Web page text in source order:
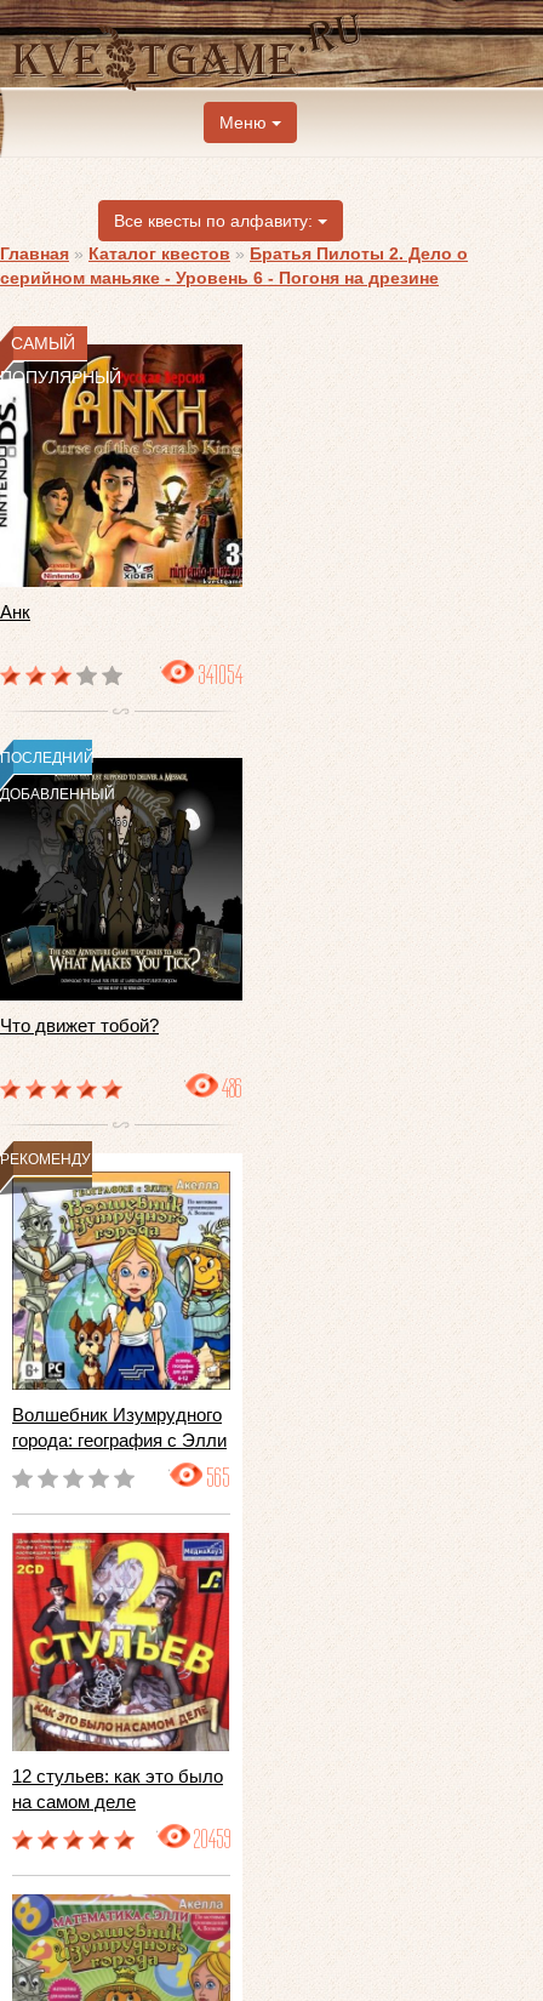
Меню
Все квесты по алфавиту:
Главная » Каталог квестов » Братья Пилоты 2. Дело о
серийном маньяке - Уровень 6 - Погоня на дрезине
САМЫЙ
ПОПУЛЯРНЫЙ
Анк
341054
ПОСЛЕДНИЙ
ДОБАВЛЕННЫЙ
Что движет тобой?
486
РЕКОМЕНДУЕМ
Волшебник Изумрудного
города: география с Элли
565
12 стульев: как это было
на самом деле
20459